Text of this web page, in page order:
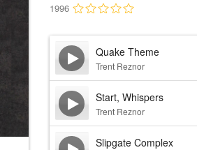
1996
Quake Theme
Trent Reznor
Start, Whispers
Trent Reznor
Slipgate Complex